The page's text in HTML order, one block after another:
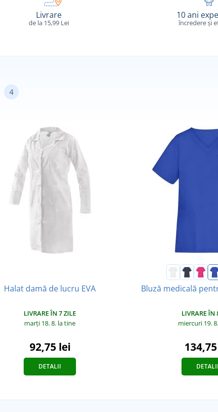
Livrare
de la 15,99 Lei
10 ani
încredere și
4
Halat damă de lucru EVA
LIVRARE ÎN 7 ZILE
marți 18. 8. la tine
92,75 lei
DETALII
Bluză medicală
LIVRARE ÎN
miercuri 19. 8.
DETALII